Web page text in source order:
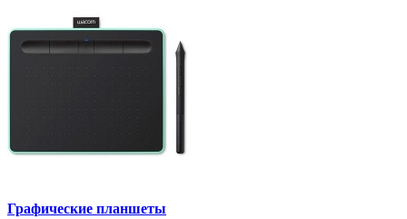
Графические планшеты